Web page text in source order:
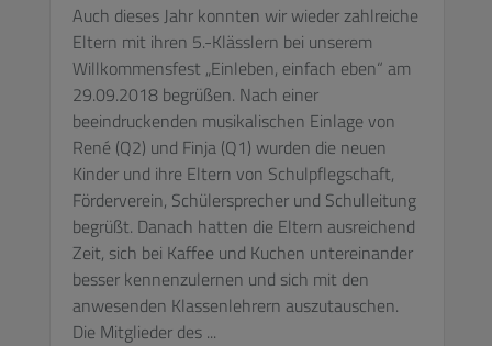
Auch dieses Jahr konnten wir wieder zahlreiche
Eltern mit ihren 5.-Klässlern bei unserem
Willkommensfest „Einleben, einfach eben“ am
29.09.2018 begrüßen. Nach einer
beeindruckenden musikalischen Einlage von
René (Q2) und Finja (Q1) wurden die neuen
Kinder und ihre Eltern von Schulpflegschaft,
Förderverein, Schülersprecher und Schulleitung
begrüßt. Danach hatten die Eltern ausreichend
Zeit, sich bei Kaffee und Kuchen untereinander
besser kennenzulernen und sich mit den
anwesenden Klassenlehrern auszutauschen.
Die Mitglieder des ...